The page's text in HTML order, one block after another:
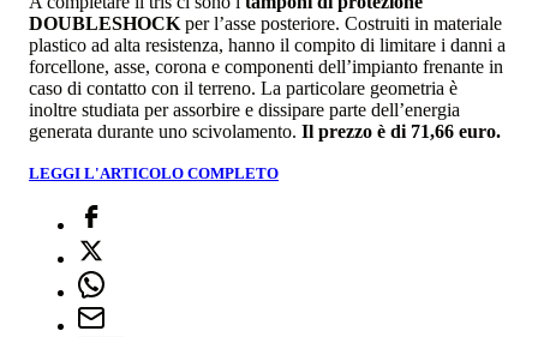
DOUBLESHOCK per l’asse posteriore. Costruiti in materiale
plastico ad alta resistenza, hanno il compito di limitare i danni a
forcellone, asse, corona e componenti dell’impianto frenante in
caso di contatto con il terreno. La particolare geometria è
inoltre studiata per assorbire e dissipare parte dell’energia
generata durante uno scivolamento. Il prezzo è di 71,66 euro.
LEGGI L'ARTICOLO COMPLETO